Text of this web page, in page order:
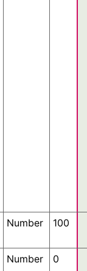
Number 100
Number 0